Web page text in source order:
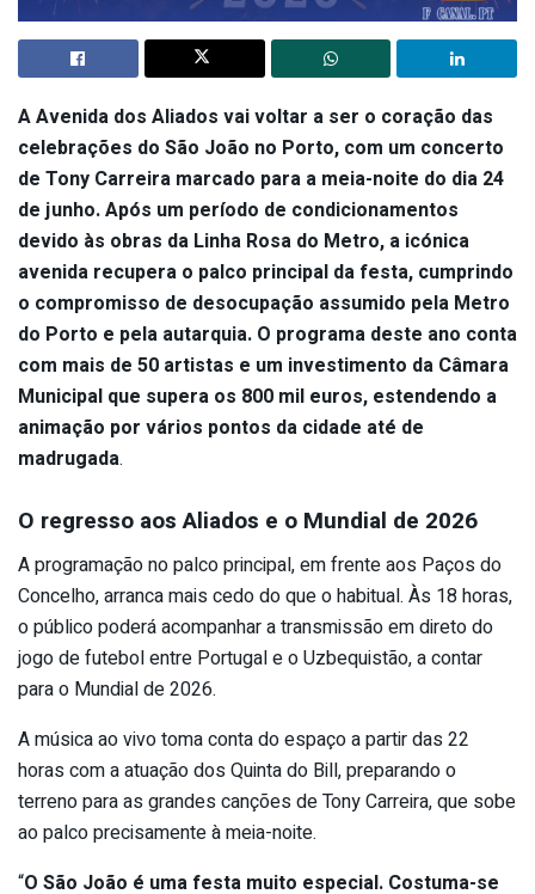
A Avenida dos Aliados vai voltar a ser o coração das
celebrações do São João no Porto, com um concerto
de Tony Carreira marcado para a meia-noite do dia 24
de junho. Após um período de condicionamentos
devido às obras da Linha Rosa do Metro, a icónica
avenida recupera o palco principal da festa, cumprindo
o compromisso de desocupação assumido pela Metro
do Porto e pela autarquia. O programa deste ano conta
com mais de 50 artistas e um investimento da Câmara
Municipal que supera os 800 mil euros, estendendo a
animação por vários pontos da cidade até de
madrugada.
O regresso aos Aliados e o Mundial de 2026
A programação no palco principal, em frente aos Paços do
Concelho, arranca mais cedo do que o habitual. Às 18 horas,
o público poderá acompanhar a transmissão em direto do
jogo de futebol entre Portugal e o Uzbequistão, a contar
para o Mundial de 2026.
A música ao vivo toma conta do espaço a partir das 22
horas com a atuação dos Quinta do Bill, preparando o
terreno para as grandes canções de Tony Carreira, que sobe
ao palco precisamente à meia-noite.
“O São João é uma festa muito especial. Costuma-se